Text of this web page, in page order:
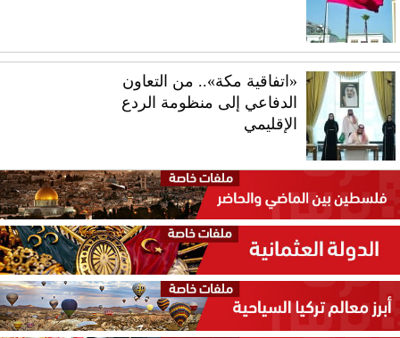
«اتفاقية مكة».. من التعاون
الدفاعي إلى منظومة الردع
الإقليمي